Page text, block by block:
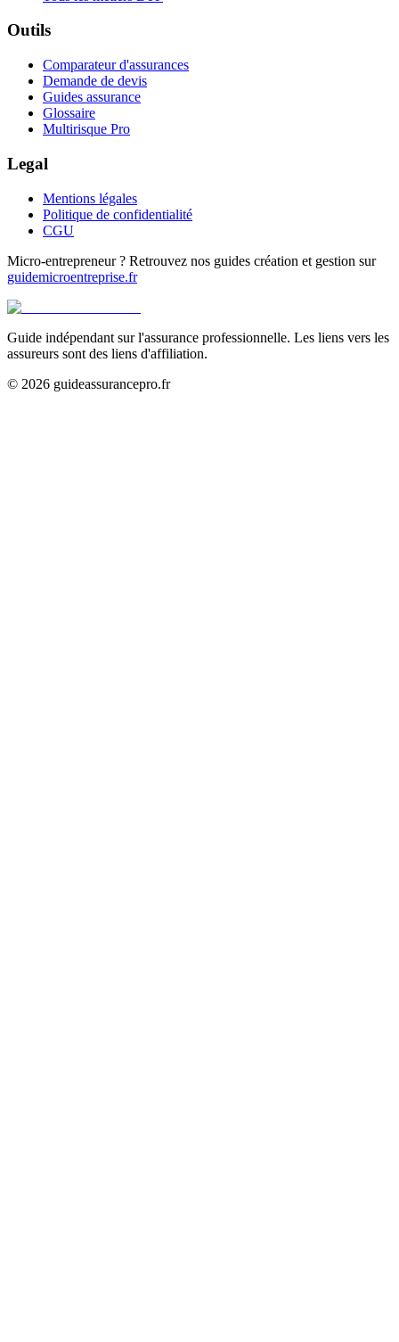
Outils
Comparateur d'assurances
Demande de devis
Guides assurance
Glossaire
Multirisque Pro
Legal
Mentions légales
Politique de confidentialité
CGU
Micro-entrepreneur ? Retrouvez nos guides création et gestion sur
guidemicroentreprise.fr
Guide indépendant sur l'assurance professionnelle. Les liens vers les
assureurs sont des liens d'affiliation.
© 2026 guideassurancepro.fr